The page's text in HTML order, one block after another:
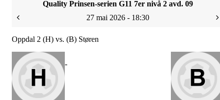
Quality Prinsen-serien G11 7er nivå 2 avd. 09
27 mai 2026 - 18:30
Oppdal 2 (H) vs. (B) Støren
-